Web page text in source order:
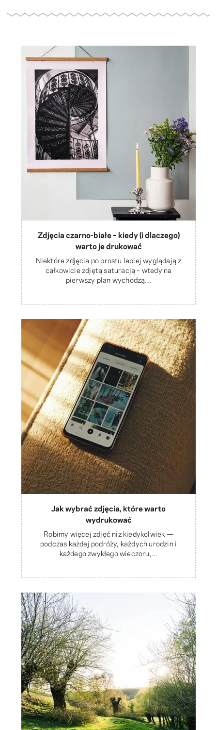
Zdjęcia czarno-białe – kiedy (i dlaczego)
warto je drukować
Niektóre zdjęcia po prostu lepiej wyglądają z
całkowicie zdjętą saturacją – wtedy na
pierwszy plan wychodzą...
Jak wybrać zdjęcia, które warto
wydrukować
Robimy więcej zdjęć niż kiedykolwiek —
podczas każdej podróży, każdych urodzin i
każdego zwykłego wieczoru,...